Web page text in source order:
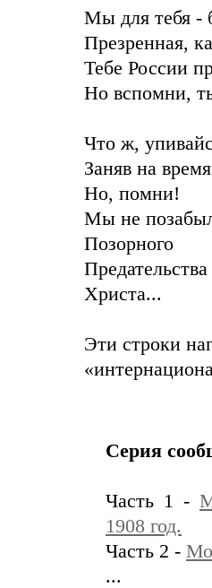
Мы для тебя -
Презренная,
Тебе России
Но вспомни,
Что ж,
Заняв на
Но, помни!
Мы не
Позорного
Предательства
Христа...
Эти строки
Серия
Часть 1 -
1908 год.
Часть 2 -
...